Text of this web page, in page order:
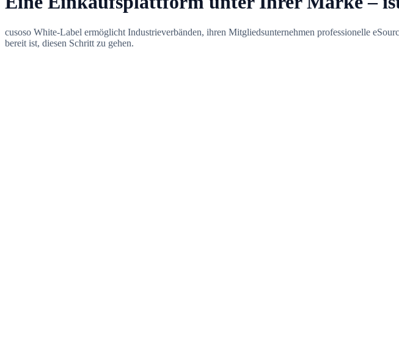
cusoso White-Label ermöglicht Industrieverbänden, ihren Mitgliedsunternehmen professionelle
bereit ist, diesen Schritt zu gehen.